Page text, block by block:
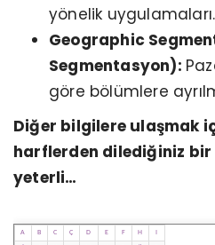
yönelik uygulamaları.
Geographic
Segmentasyon):
göre bölümlere
Diğer bilgilere ulaşmak
harflerden dilediğiniz bir
yeterli…
A B C Ç D E F H